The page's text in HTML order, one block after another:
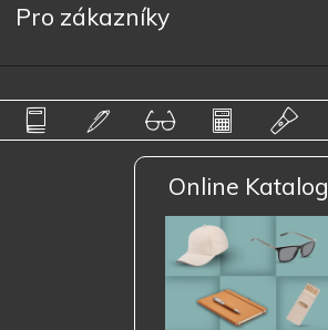
Pro zákazníky
Online Katalog